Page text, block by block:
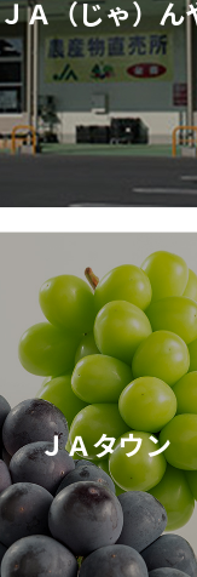
Ａ（じゃ）ん
ＪＡタウン